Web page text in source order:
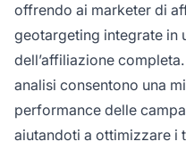
offrendo ai marketer di
geotargeting integrate in
dell’affiliazione
analisi consentono una
performance delle
aiutandoti a ottimizzare i